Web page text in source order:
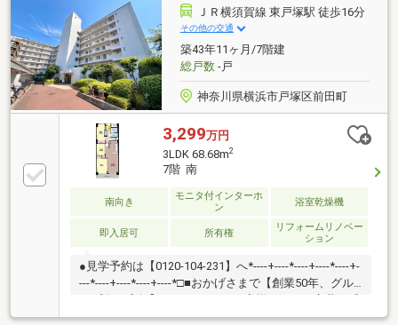
公園や教育施設も身近に揃い、子育て世帯にも嬉しい
ロケーション自然の潤いと都市の利便性を兼ね備えた
住環境が魅力です休日はショッピングや散策など、多
彩な時間を楽しめますお問い合わせは【フリーダイヤ
ル：0120-702-700】までお気軽にどうぞ♪
ＪＲ横須賀線 東戸塚駅 徒歩16分
その他の交通
築43年11ヶ月/7階建
総戸数-戸
神奈川県横浜市戸塚区前田町
3,299万円
3LDK 68.68m2
7階 南
南向き
モニタ付インターホ
ン
浴室乾燥機
即入居可 所有権
リフォームリノベー
ション
●見学予約は【0120-104-231】へ*----+----*----+----*----+-
---*----+----*----+----*□■おかげさまで【創業50年、グル
謝してこれからも楽しく素敵なお家探しをお約束しま